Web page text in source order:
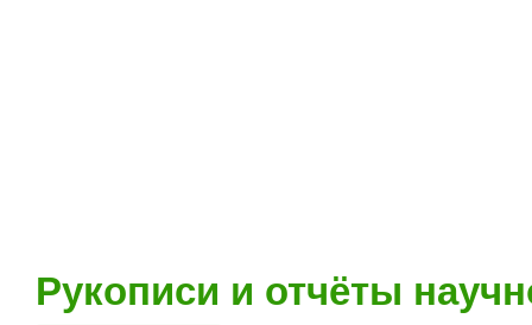
Рукописи и отчёты